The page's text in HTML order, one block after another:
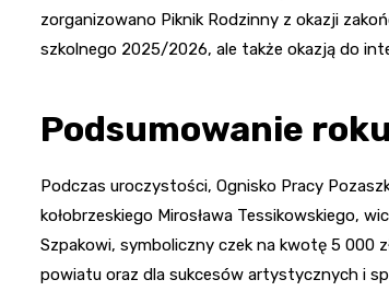
zorganizowano Piknik Rodzinny z okazji
szkolnego 2025/2026, ale także okazją do
Podsumowanie
Podczas uroczystości, Ognisko Pracy
kołobrzeskiego Mirosława Tessikowskiego,
Szpakowi, symboliczny czek na kwotę 5 000
powiatu oraz dla sukcesów artystycznych i